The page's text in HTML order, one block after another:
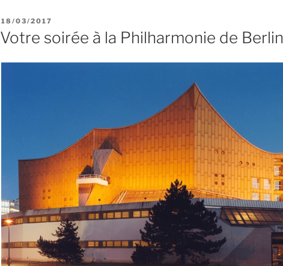
Allemande”
POSTED
ON
18/03/2017
Votre soirée à la Philharmonie de Berlin